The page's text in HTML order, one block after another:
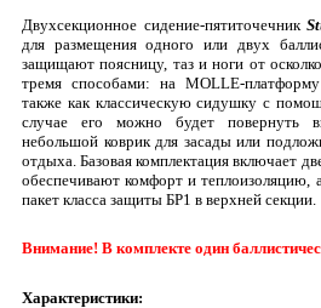
Двухсекционное сидение-пятиточечник
для размещения одного или двух
защищают поясницу, таз и ноги от
тремя способами: на MOLLE-
также как классическую сидушку с
случае его можно будет повернуть
небольшой коврик для засады или
отдыха. Базовая комплектация включает
обеспечивают комфорт и теплоизоляцию,
пакет класса защиты БР1 в верхней секции.
Внимание! В комплекте один
Характеристики: